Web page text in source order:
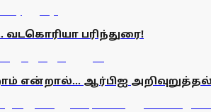
பரிந்துரை!
ஆர்பிஐ